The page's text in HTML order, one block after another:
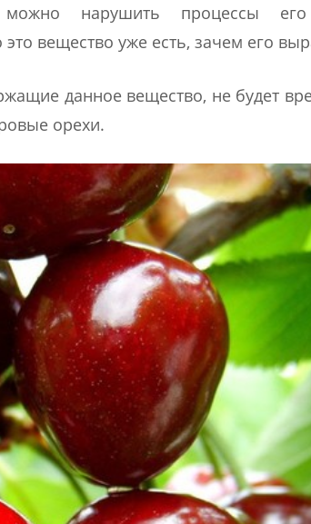
нарушить процессы его
вещество уже есть, зачем его
данное вещество, не будет
орехи.